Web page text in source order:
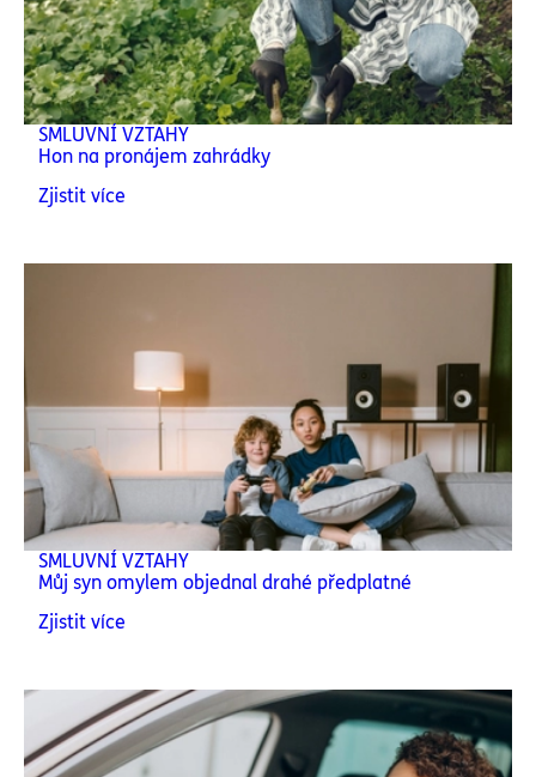
SMLUVNÍ VZTAHY
Hon na pronájem zahrádky
Zjistit více
SMLUVNÍ VZTAHY
Můj syn omylem objednal drahé předplatné
Zjistit více